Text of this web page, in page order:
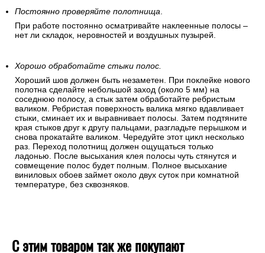
Постоянно проверяйте полотнища.
При работе постоянно осматривайте наклеенные полосы –
нет ли складок, неровностей и воздушных пузырей.
Хорошо обработайте стыки полос.
Хороший шов должен быть незаметен. При поклейке нового
полотна сделайте небольшой заход (около 5 мм) на
соседнюю полосу, а стык затем обработайте ребристым
валиком. Ребристая поверхность валика мягко вдавливает
стыки, сминает их и выравнивает полосы. Затем подтяните
края стыков друг к другу пальцами, разгладьте перышком и
снова прокатайте валиком. Чередуйте этот цикл несколько
раз. Переход полотнищ должен ощущаться только
ладонью. После высыхания клея полосы чуть стянутся и
совмещение полос будет полным. Полное высыхание
виниловых обоев займет около двух суток при комнатной
температуре, без сквозняков.
С этим товаром так же покупают